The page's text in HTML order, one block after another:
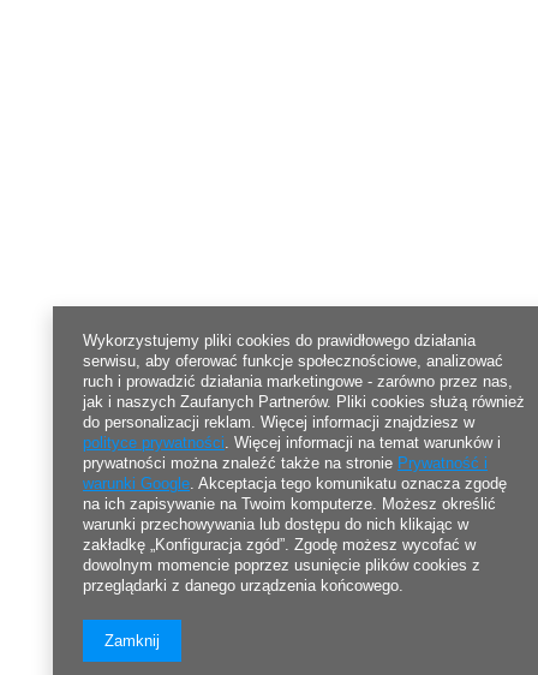
Wykorzystujemy pliki cookies do prawidłowego działania
serwisu, aby oferować funkcje społecznościowe, analizować
ruch i prowadzić działania marketingowe - zarówno przez nas,
jak i naszych Zaufanych Partnerów. Pliki cookies służą również
do personalizacji reklam. Więcej informacji znajdziesz w
polityce prywatności. Więcej informacji na temat warunków i
prywatności można znaleźć także na stronie Prywatność i
warunki Google. Akceptacja tego komunikatu oznacza zgodę
na ich zapisywanie na Twoim komputerze. Możesz określić
warunki przechowywania lub dostępu do nich klikając w
zakładkę „Konfiguracja zgód”. Zgodę możesz wycofać w
dowolnym momencie poprzez usunięcie plików cookies z
przeglądarki z danego urządzenia końcowego.
Zamknij